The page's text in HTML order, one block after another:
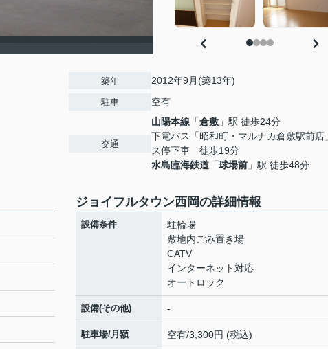
築年 2012年9月(築13年)
駐車 空有
交通
山陽本線 「倉敷 」駅 徒歩24分
下電バス「昭和町・マルナカ倉敷駅前店
ス停下車 徒歩19分
水島臨海鉄道 「球場前 」駅 徒歩48分
ジョイフルタウン西岡の詳細情報
設備条件
駐輪場
敷地内ごみ置き場
CATV
インターネット対応
オートロック
設備(その他) -
駐車場/月額 空有/3,300円 (税込)